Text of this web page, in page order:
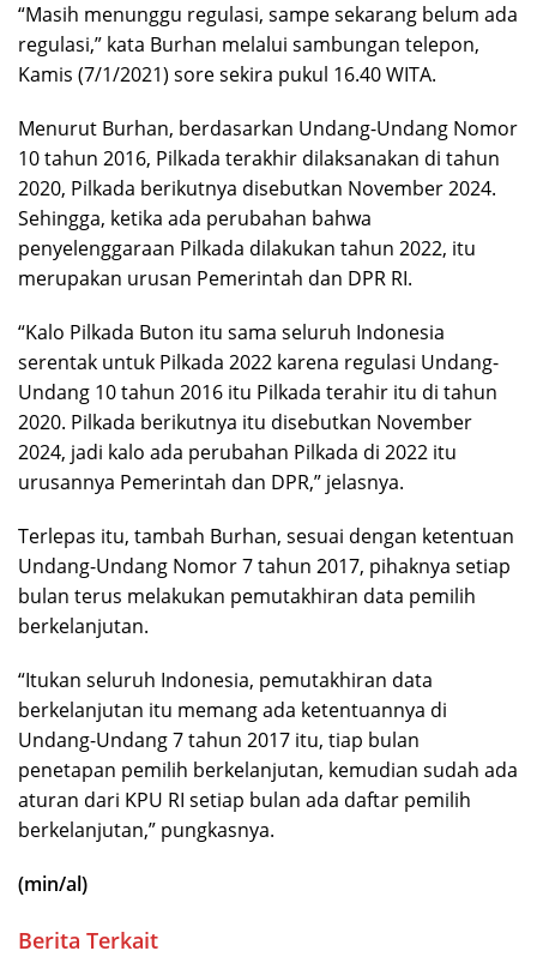
“Masih menunggu regulasi, sampe sekarang belum ada
regulasi,” kata Burhan melalui sambungan telepon,
Kamis (7/1/2021) sore sekira pukul 16.40 WITA.
Menurut Burhan, berdasarkan Undang-Undang Nomor
10 tahun 2016, Pilkada terakhir dilaksanakan di tahun
2020, Pilkada berikutnya disebutkan November 2024.
Sehingga, ketika ada perubahan bahwa
penyelenggaraan Pilkada dilakukan tahun 2022, itu
merupakan urusan Pemerintah dan DPR RI.
“Kalo Pilkada Buton itu sama seluruh Indonesia
serentak untuk Pilkada 2022 karena regulasi Undang-
Undang 10 tahun 2016 itu Pilkada terahir itu di tahun
2020. Pilkada berikutnya itu disebutkan November
2024, jadi kalo ada perubahan Pilkada di 2022 itu
urusannya Pemerintah dan DPR,” jelasnya.
Terlepas itu, tambah Burhan, sesuai dengan ketentuan
Undang-Undang Nomor 7 tahun 2017, pihaknya setiap
bulan terus melakukan pemutakhiran data pemilih
berkelanjutan.
“Itukan seluruh Indonesia, pemutakhiran data
berkelanjutan itu memang ada ketentuannya di
Undang-Undang 7 tahun 2017 itu, tiap bulan
penetapan pemilih berkelanjutan, kemudian sudah ada
aturan dari KPU RI setiap bulan ada daftar pemilih
berkelanjutan,” pungkasnya.
(min/al)
Berita Terkait